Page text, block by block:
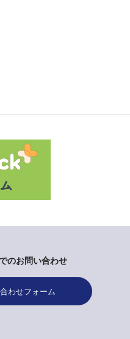
のお問い合わせ
わせフォーム